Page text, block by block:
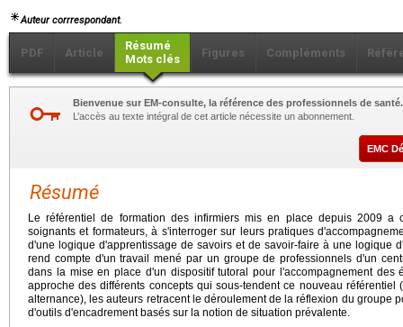
Auteur corrrespondant.
PDF Article
Résumé
Mots clés
Figures Compléments
Bienvenue sur EM-consulte, la référence des professionnels de santé.
L’accès au texte intégral de cet article nécessite un abonnement.
EMC
Résumé
Le référentiel de formation des infirmiers mis en place depuis 2009 a
soignants et formateurs, à s'interroger sur leurs pratiques
d'une logique d'apprentissage de savoirs et de savoir-faire à une logique
rend compte d'un travail mené par un groupe de professionnels d'un
dans la mise en place d'un dispositif tutoral pour l'accompagnement des
approche des différents concepts qui sous-tendent ce nouveau référentiel
alternance), les auteurs retracent le déroulement de la réflexion du groupe
d'outils d'encadrement basés sur la notion de situation prévalente.